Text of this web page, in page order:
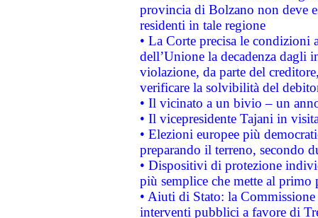
provincia di Bolzano non deve
residenti in tale regione
• La Corte precisa le
dell’Unione la decadenza dagli
violazione, da parte del
verificare la solvibilità del
• Il vicinato a un bivio – un
• Il vicepresidente Tajani in
• Elezioni europee più
preparando il terreno, secondo
• Dispositivi di protezione
più semplice che mette al primo
• Aiuti di Stato: la
interventi pubblici a favore di